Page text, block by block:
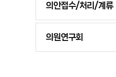
의안접수/처리/계류
의원연구회